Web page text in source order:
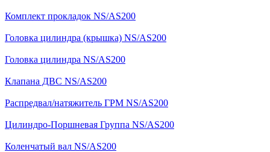
Комплект прокладок NS/AS200
Головка цилиндра (крышка) NS/AS200
Головка цилиндра NS/AS200
Клапана ДВС NS/AS200
Распредвал/натяжитель ГРМ NS/AS200
Цилиндро-Поршневая Группа NS/AS200
Коленчатый вал NS/AS200